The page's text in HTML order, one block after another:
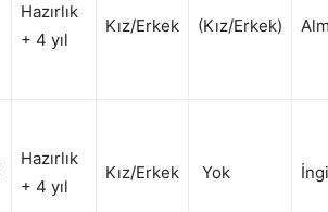
Hazırlık
+ 4 yıl
Kız/Erkek (Kız/Erkek)
Hazırlık
+ 4 yıl
Kız/Erkek Yok